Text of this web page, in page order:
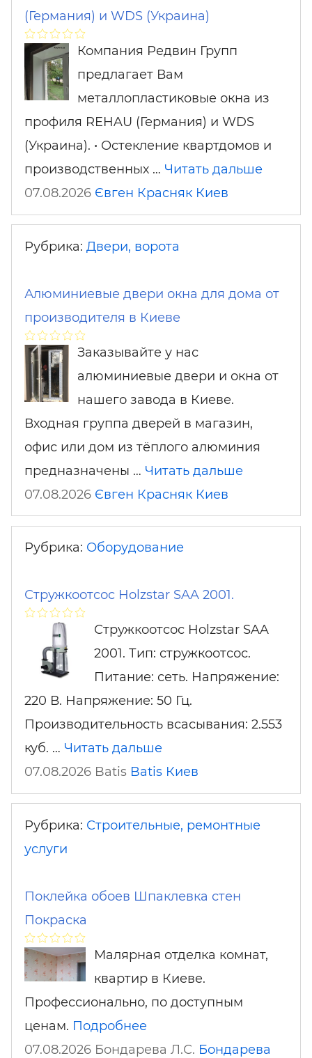
(Германия) и WDS (Украина)
Компания Редвин Групп
предлагает Вам
металлопластиковые окна из
профиля REHAU (Германия) и WDS
(Украина). • Остекление квартдомов и
производственных … Читать дальше
07.08.2026 Євген Красняк Киев
Рубрика: Двери, ворота
Алюминиевые двери окна для дома от
производителя в Киеве
Заказывайте у нас
алюминиевые двери и окна от
нашего завода в Киеве.
Входная группа дверей в магазин,
офис или дом из тёплого алюминия
предназначены … Читать дальше
07.08.2026 Євген Красняк Киев
Рубрика: Оборудование
Стружкоотсос Holzstar SAA 2001.
Стружкоотсос Holzstar SAA
2001. Тип: стружкоотсос.
Питание: сеть. Напряжение:
220 В. Напряжение: 50 Гц.
Производительность всасывания: 2.553
куб. … Читать дальше
07.08.2026 Batis Batis Киев
Рубрика: Строительные, ремонтные
услуги
Поклейка обоев Шпаклевка стен
Покраска
Малярная отделка комнат,
квартир в Киеве.
Профессионально, по доступным
ценам. Подробнее
07.08.2026 Бондарева Л.С. Бондарева